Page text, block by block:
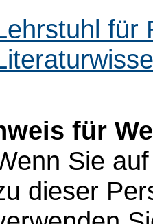
für
für
Sie
dieser